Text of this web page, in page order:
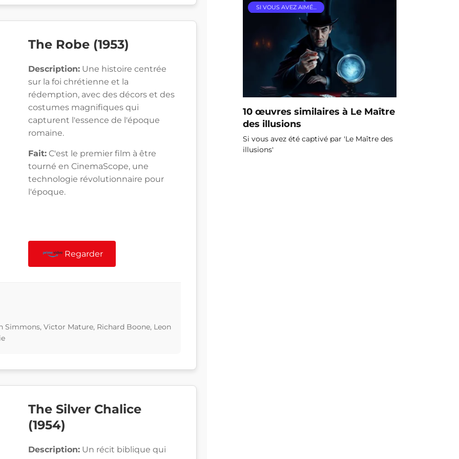
The Robe (1953)
Description: Une histoire centrée
sur la foi chrétienne et la
rédemption, avec des décors et des
costumes magnifiques qui
capturent l'essence de l'époque
romaine.
Fait: C'est le premier film à être
tourné en CinemaScope, une
technologie révolutionnaire pour
l'époque.
Regarder
Simmons, Victor Mature, Richard Boone, Leon
The Silver Chalice
(1954)
Description: Un récit biblique qui
SI VOUS AVEZ AIMÉ…
10 œuvres similaires à Le Maître
des illusions
Si vous avez été captivé par 'Le Maître des
illusions'